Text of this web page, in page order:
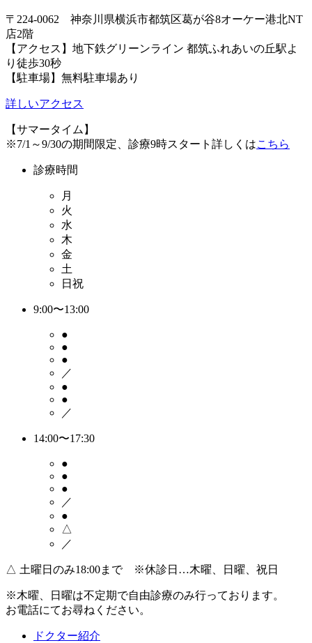
〒224-0062 神奈川県横浜市都筑区葛が谷8オーケー港北NT
店2階
【アクセス】地下鉄グリーンライン 都筑ふれあいの丘駅よ
り徒歩30秒
【駐車場】無料駐車場あり
詳しいアクセス
【サマータイム】
※7/1～9/30の期間限定、診療9時スタート詳しくはこちら
診療時間
月
火
水
木
金
土
日祝
9:00〜13:00
●
●
●
／
●
●
／
14:00〜17:30
●
●
●
／
●
△
／
△ 土曜日のみ18:00まで ※休診日…木曜、日曜、祝日
※木曜、日曜は不定期で自由診療のみ行っております。
お電話にてお尋ねください。
ドクター紹介